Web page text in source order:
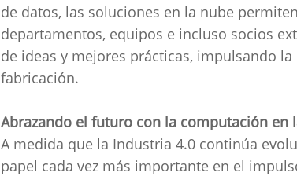
de datos, las soluciones en la nube
departamentos, equipos e incluso socios
de ideas y mejores prácticas, impulsando
fabricación.
Abrazando el futuro con la computación en
A medida que la Industria 4.0 continúa
papel cada vez más importante en el